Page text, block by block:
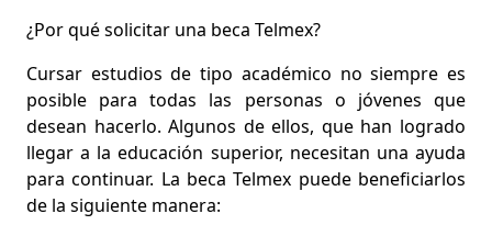
¿Por qué solicitar una beca Telmex?
Cursar estudios de tipo académico no siempre es
posible para todas las personas o jóvenes que
desean hacerlo. Algunos de ellos, que han logrado
llegar a la educación superior, necesitan una ayuda
para continuar. La beca Telmex puede beneficiarlos
de la siguiente manera: